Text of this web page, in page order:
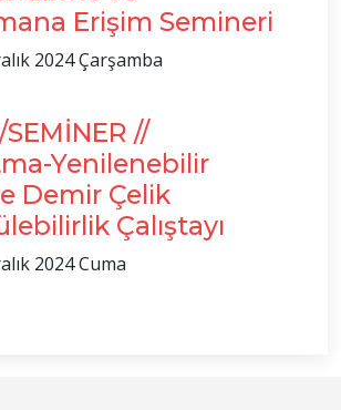
Erişim Semineri
2024 Çarşamba
//
Yenilenebilir
Demir Çelik
Çalıştayı
2024 Cuma